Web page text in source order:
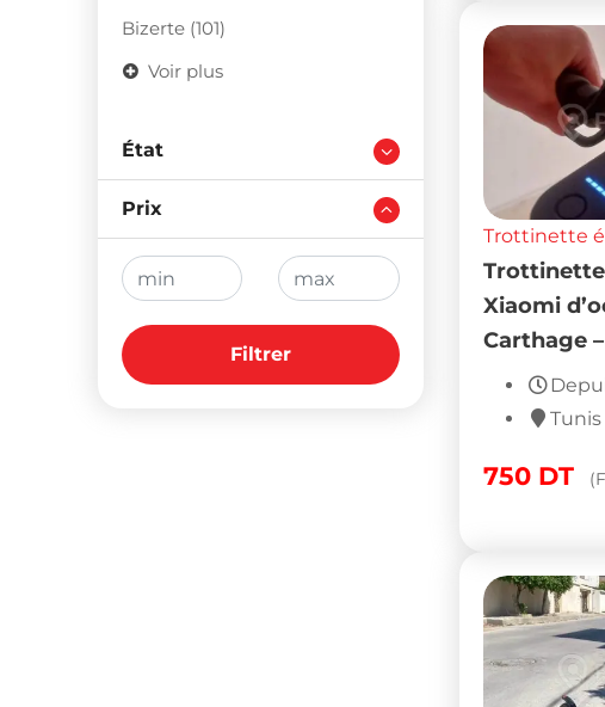
Bizerte (101)
Voir plus
État
Prix
Filtrer
Trottinette
Xiaomi
Carthage
Tunis
750 DT